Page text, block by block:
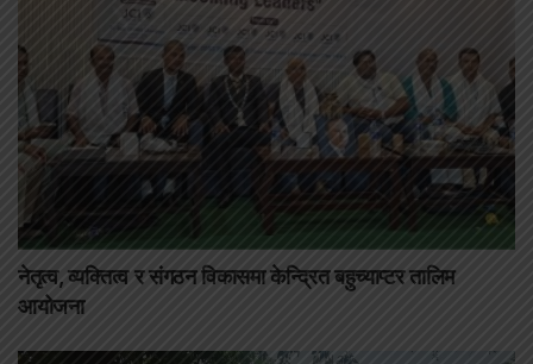
नेतृत्व, व्यक्तित्व र संगठन विकासमा केन्द्रित बहुच्याप्टर तालिम
आयोजना